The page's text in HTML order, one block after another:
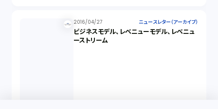
2016/04/27 ニュースレター（アーカイブ）
ビジネスモデル、レベニューモデル、レベニュ
ーストリーム